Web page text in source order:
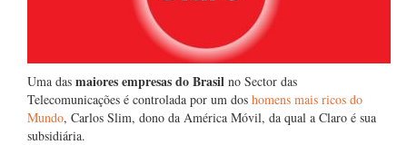
Uma das maiores empresas do Brasil no Sector das
Telecomunicações é controlada por um dos homens mais ricos do
Mundo, Carlos Slim, dono da América Móvil, da qual a Claro é sua
subsidiária.